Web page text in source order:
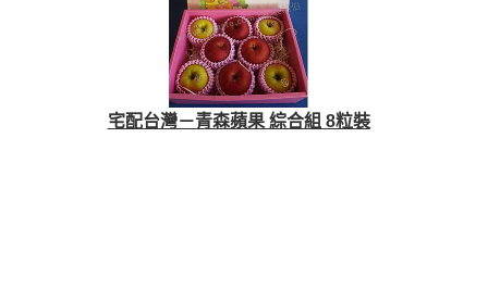
宅配台灣－青森蘋果 綜合組 8粒裝